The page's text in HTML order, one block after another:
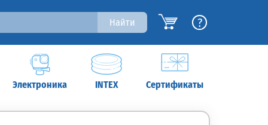
Найти ?
Электроника INTEX Сертификаты